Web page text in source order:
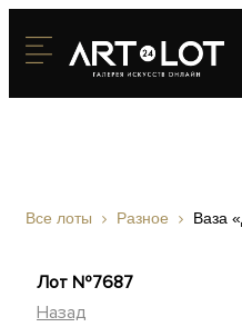
Все лоты Разное Ваза
Лот №7687
Назад